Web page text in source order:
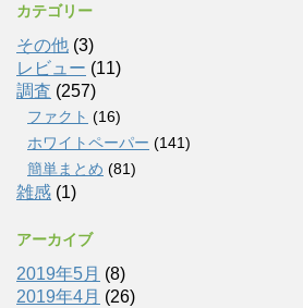
カテゴリー
その他 (3)
レビュー (11)
調査 (257)
ファクト (16)
ホワイトペーパー (141)
簡単まとめ (81)
雑感 (1)
アーカイブ
2019年5月 (8)
2019年4月 (26)